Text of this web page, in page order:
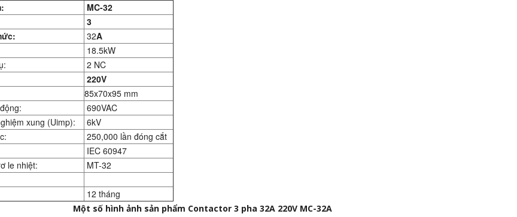
MC-32
3
32A
18.5kW
2 NC
220V
85x70x95 mm
690VAC
xung (Uimp):
6kV
250,000 lần đóng cắt
IEC 60947
le nhiệt:
MT-32
12 tháng
Một số hình ảnh sản phẩm Contactor 3 pha 32A 220V MC-32A